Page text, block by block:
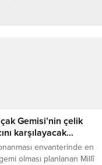
Gemisi’nin çelik
karşılayacak…
envanterinde en
olması planlanan Millî